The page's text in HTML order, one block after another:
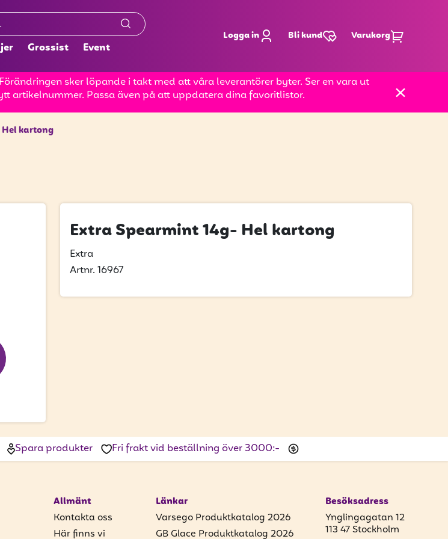
Grossist Event
Logga in Bli kund Varukorg
sker löpande i takt med att våra leverantörer byter. Ser en vara ut
artikelnummer. Passa även på att uppdatera dina favoritlistor.
Hel kartong
Extra Spearmint 14g- Hel kartong
Extra
Artnr. 16967
Spara produkter Fri frakt vid beställning över 3000:-
Allmänt
Kontakta oss
Här finns vi
Länkar
Varsego Produktkatalog 2026
GB Glace Produktkatalog 2026
Besöksadress
Ynglingagatan 12
113 47 Stockholm